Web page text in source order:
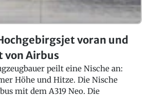
voran und
von Airbus
peilt eine Nische an:
Höhe und Hitze. Die Nische
mit dem A319 Neo. Die